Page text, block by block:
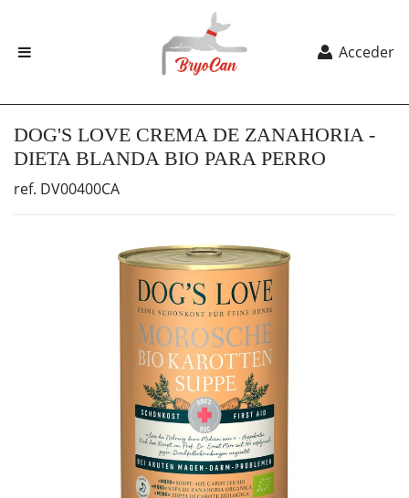
Acceder
DOG'S LOVE CREMA DE ZANAHORIA -
DIETA BLANDA BIO PARA PERRO
ref. DV00400CA